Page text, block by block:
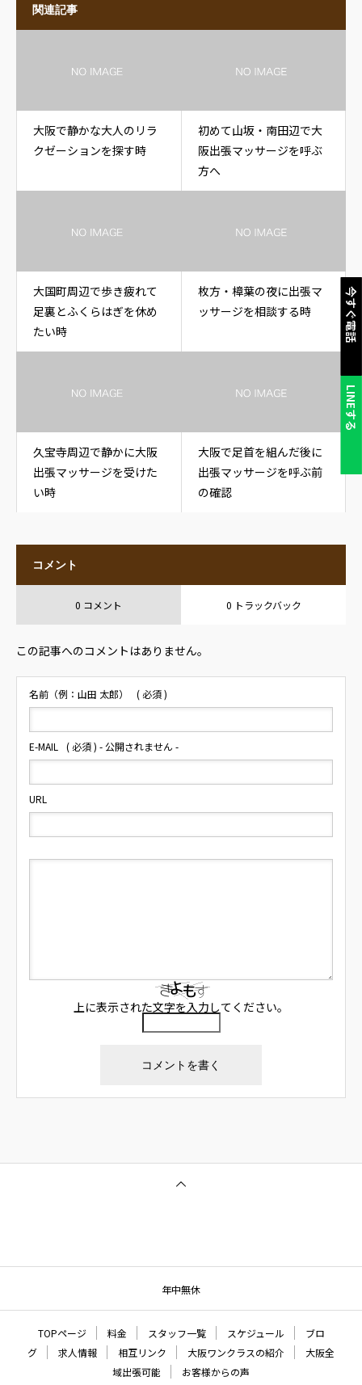
今すぐ電話
LINEする
関連記事
大阪で静かな大人のリラ
クゼーションを探す時
初めて山坂・南田辺で大
阪出張マッサージを呼ぶ
方へ
大国町周辺で歩き疲れて
足裏とふくらはぎを休め
たい時
枚方・樟葉の夜に出張マ
ッサージを相談する時
久宝寺周辺で静かに大阪
出張マッサージを受けた
い時
大阪で足首を組んだ後に
出張マッサージを呼ぶ前
の確認
コメント
0 コメント 0 トラックバック
この記事へのコメントはありません。
名前（例：山田 太郎） ( 必須 )
E-MAIL ( 必須 ) - 公開されません -
URL
上に表示された文字を入力してください。
年中無休
TOPページ 料金 スタッフ一覧 スケジュール
ブロ
グ
求人情報 相互リンク 大阪ワンクラスの紹介
大阪全
域出張可能
お客様からの声